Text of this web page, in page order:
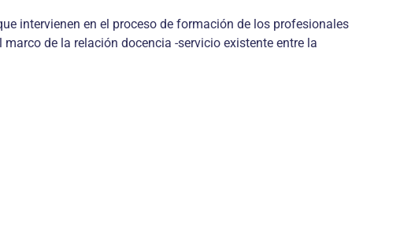
intervienen en el proceso de formación de los profesionales
de la relación docencia -servicio existente entre la